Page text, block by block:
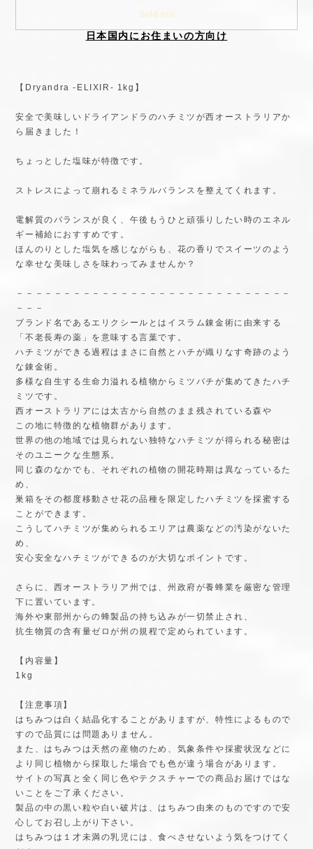
【Dryandra -ELIXIR- 1kg】
ストレスによって崩れるミネラルバランスを整えてくれます。
電解質のバランスが良く、午後もうひと頑張りしたい時のエネル
ほんのりとした塩気を感じながらも、花の香りでスイーツのよう
－－－－－－－－－－－－－－－－－－－－－－－－－－－－－
－－－
ブランド名であるエリクシールとはイスラム錬金術に由来する
ハチミツができる過程はまさに自然とハチが織りなす奇跡のよう
な錬金術。
多様な自生する生命力溢れる植物からミツバチが集めてきたハチ
ミツです。
西オーストラリアには太古から自然のまま残されている森や
この地に特徴的な植物群があります。
世界の他の地域では見られない独特なハチミツが得られる秘密は
そのユニークな生態系。
同じ森のなかでも、それぞれの植物の開花時期は異なっているた
め、
巣箱をその都度移動させ花の品種を限定したハチミツを採蜜する
ことができます。
こうしてハチミツが集められるエリアは農薬などの汚染がないた
め、
安心安全なハチミツができるのが大切なポイントです。
さらに、西オーストラリア州では、州政府が養蜂業を厳密な管理
下に置いています。
海外や東部州からの蜂製品の持ち込みが一切禁止され、
【内容量】
1kg
はちみつは白く結晶化することがありますが、特性によるもので
すので品質には問題ありません。
より同じ植物から採取した場合でも色が違う場合があります。
サイトの写真と全く同じ色やテクスチャーでの商品お届けではな
いことをご了承ください。
製品の中の黒い粒や白い破片は、はちみつ由来のものですので安
心してお召し上がり下さい。
はちみつは１才未満の乳児には、食べさせないよう気をつけてく
ださい。
【ご注文後のキャンセルは承れませんので、
ご了承ください。】